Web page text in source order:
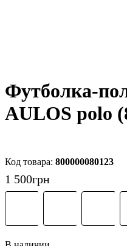
Футболка-
AULOS polo
800000080123
1 500грн